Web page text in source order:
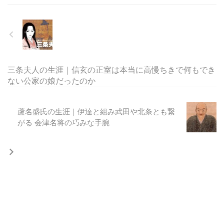
三条夫人の生涯｜信玄の正室は本当に高慢ちきで何もでき
ない公家の娘だったのか
蘆名盛氏の生涯｜伊達と組み武田や北条とも繋
がる 会津名将の巧みな手腕